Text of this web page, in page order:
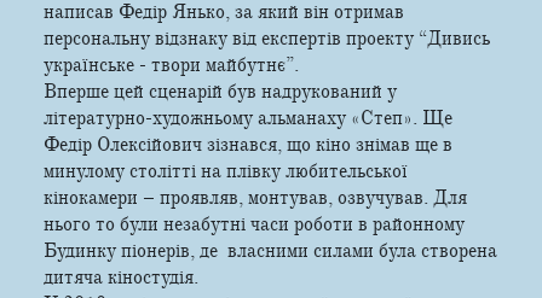
написав Федір Янько, за який він отримав
персональну відзнаку від експертів проекту “Дивись
українське - твори майбутнє”.
Вперше цей сценарій був надрукований у
літературно-художньому альманаху «Степ». Ще
Федір Олексійович зізнався, що кіно знімав ще в
минулому столітті на плівку любительської
кінокамери – проявляв, монтував, озвучував. Для
нього то були незабутні часи роботи в районному
Будинку піонерів, де власними силами була створена
дитяча кіностудія.